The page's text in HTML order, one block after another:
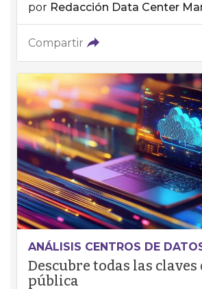
por Redacción Data Center
Compartir
ANÁLISIS CENTROS DE
Descubre todas las claves
pública